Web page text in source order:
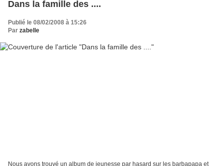
Dans la famille des ....
Publié le 08/02/2008 à 15:26
Par zabelle
Nous avons trouvé un album de jeunesse par hasard sur les barbapapa et